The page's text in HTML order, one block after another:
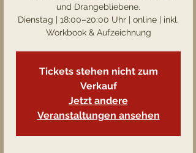
und Drangebliebene.
Dienstag | 18:00–20:00 Uhr | online | inkl.
Workbook & Aufzeichnung
Tickets stehen nicht zum
Verkauf
Jetzt andere
Veranstaltungen ansehen